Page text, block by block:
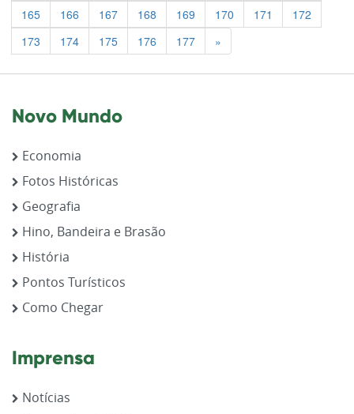
165
166 167 168 169 170 171
172
173
174 175 176 177 »
Novo Mundo
Economia
Fotos Históricas
Geografia
Hino, Bandeira e Brasão
História
Pontos Turísticos
Como Chegar
Imprensa
Notícias